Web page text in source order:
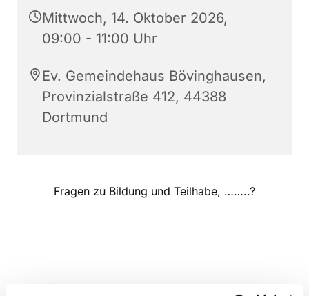
Mittwoch, 14. Oktober 2026,
09:00 - 11:00 Uhr
Ev. Gemeindehaus Bövinghausen,
Provinzialstraße 412, 44388
Dortmund
Fragen zu Bildung und Teilhabe, ……..?